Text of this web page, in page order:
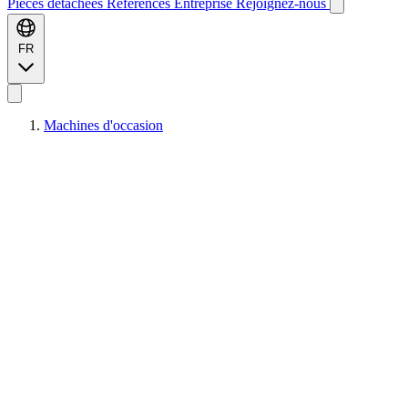
Pièces détachées Références Entreprise Rejoignez-nous
FR
Machines d'occasion